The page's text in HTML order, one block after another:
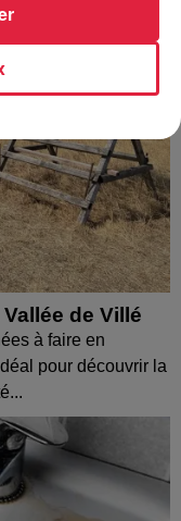
de Villé
à faire en
pour découvrir la